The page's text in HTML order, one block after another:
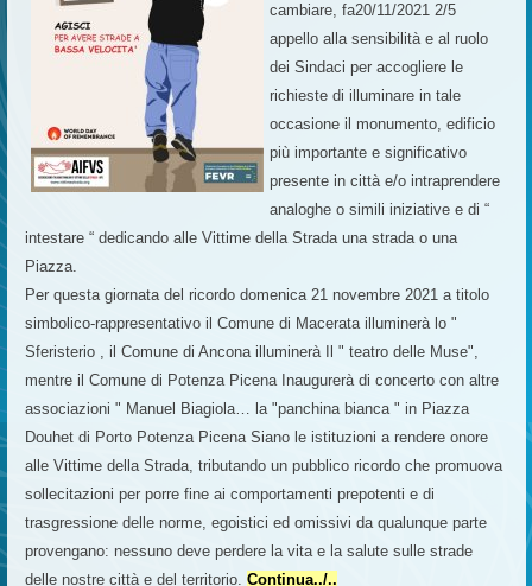
cambiare, fa20/11/2021 2/5
appello alla sensibilità e al ruolo
dei Sindaci per accogliere le
richieste di illuminare in tale
occasione il monumento, edificio
più importante e significativo
presente in città e/o intraprendere
analoghe o simili iniziative e di “
intestare “ dedicando alle Vittime della Strada una strada o una
Piazza.
Per questa giornata del ricordo domenica 21 novembre 2021 a titolo
simbolico-rappresentativo il Comune di Macerata illuminerà lo "
Sferisterio , il Comune di Ancona illuminerà Il " teatro delle Muse",
mentre il Comune di Potenza Picena Inaugurerà di concerto con altre
associazioni " Manuel Biagiola… la "panchina bianca " in Piazza
Douhet di Porto Potenza Picena Siano le istituzioni a rendere onore
alle Vittime della Strada, tributando un pubblico ricordo che promuova
sollecitazioni per porre fine ai comportamenti prepotenti e di
trasgressione delle norme, egoistici ed omissivi da qualunque parte
provengano: nessuno deve perdere la vita e la salute sulle strade
delle nostre città e del territorio. Continua../..